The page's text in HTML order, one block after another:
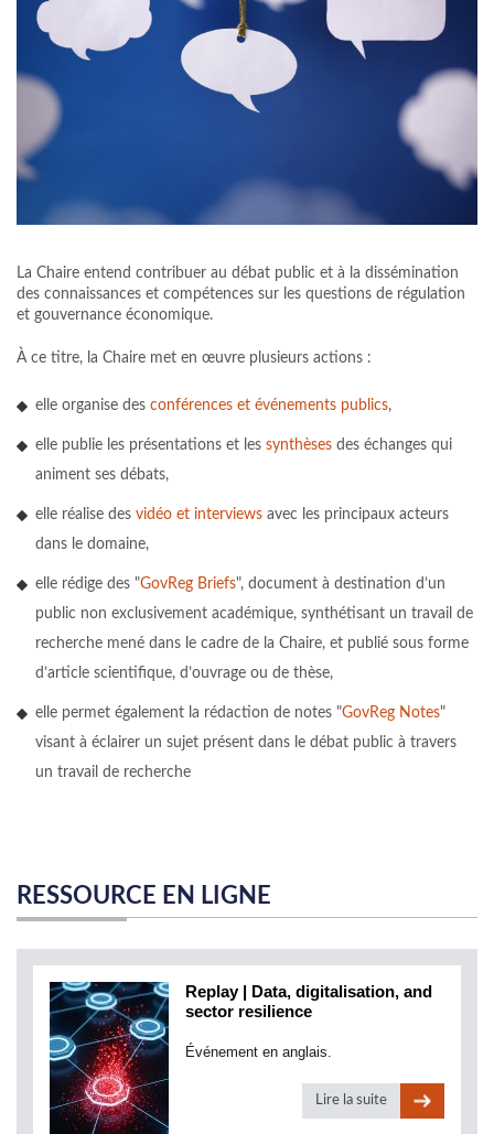
La Chaire entend contribuer au débat public et à la dissémination
des connaissances et compétences sur les questions de régulation
et gouvernance économique.
À ce titre, la Chaire met en œuvre plusieurs actions :
elle organise des conférences et événements publics,
elle publie les présentations et les synthèses des échanges qui
animent ses débats,
elle réalise des vidéo et interviews avec les principaux acteurs
dans le domaine,
elle rédige des "GovReg Briefs", document à destination d’un
public non exclusivement académique, synthétisant un travail de
recherche mené dans le cadre de la Chaire, et publié sous forme
d’article scientifique, d’ouvrage ou de thèse,
elle permet également la rédaction de notes "GovReg Notes"
visant à éclairer un sujet présent dans le débat public à travers
un travail de recherche
RESSOURCE EN LIGNE
Replay | Data, digitalisation, and
sector resilience
Événement en anglais.
Lire la suite